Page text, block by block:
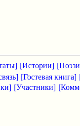
[Истории]
[Гостевая книга]
[Участники]